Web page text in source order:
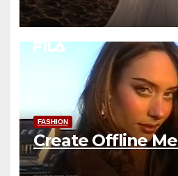
FASHION
Create Offline